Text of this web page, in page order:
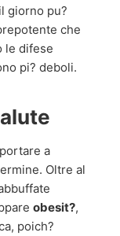
giorno pu?
che
le difese
pi? deboli.
a
Oltre al
obesit?,
poich?